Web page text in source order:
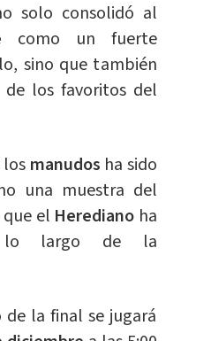
solo consolidó al
como un fuerte
sino que también
los favoritos del
manudos ha sido
una muestra del
el Herediano ha
lo largo de la
la final se jugará